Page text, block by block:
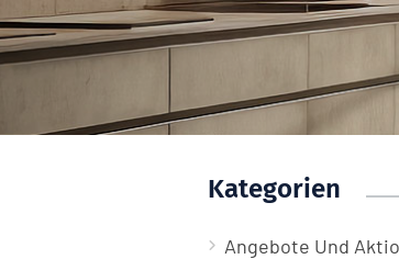
Kategorien
Angebote Und